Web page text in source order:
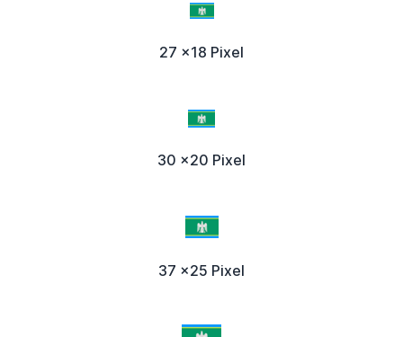
27 x18 Pixel
30 x20 Pixel
37 x25 Pixel